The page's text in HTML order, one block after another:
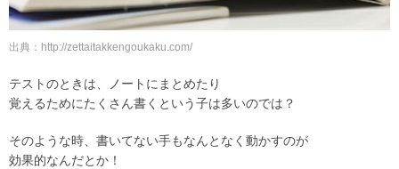
出典：http://zettaitakkengoukaku.com/
テストのときは、ノートにまとめたり
覚えるためにたくさん書くという子は多いのでは？
そのような時、書いてない手もなんとなく動かすのが
効果的なんだとか！